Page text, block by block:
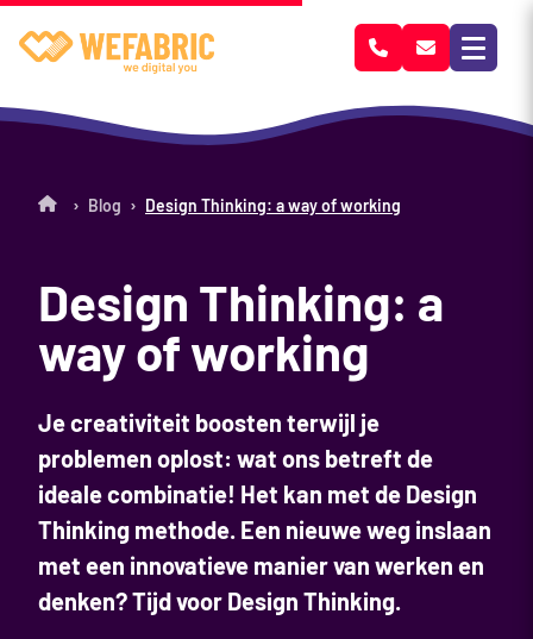
Design Thinking: a
way of working
Je creativiteit boosten terwijl je
problemen oplost: wat ons betreft de
ideale combinatie! Het kan met de Design
Thinking methode. Een nieuwe weg inslaan
met een innovatieve manier van werken en
denken? Tijd voor Design Thinking.
› Blog › Design Thinking: a way of working